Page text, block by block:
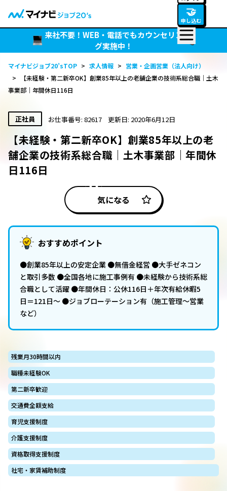
🤝
申し込む
来社不要！WEB・電話でもカウンセリン
グ実施中！
マイナビジョブ20’sTOP > 求人情報 > 営業・企画営業（法人向け）
>
【未経験・第二新卒OK】創業85年以上の老舗企業の技術系総合職｜土木
事業部｜年間休日116日
正社員 お仕事番号: 82617 更新日: 2020年6月12日
【未経験・第二新卒OK】創業85年以上の老
舗企業の技術系総合職｜土木事業部｜年間休
日116日
気になる
おすすめポイント
●創業85年以上の安定企業 ●無借金経営 ●大手ゼネコン
と取引多数 ●全国各地に施工事例有 ●未経験から技術系総
合職として活躍 ●年間休日：公休116日＋年次有給休暇5
日＝121日～ ●ジョブローテーション有（施工管理～営業
など）
残業月30時間以内
職種未経験OK
第二新卒歓迎
交通費全額支給
育児支援制度
介護支援制度
資格取得支援制度
社宅・家賃補助制度